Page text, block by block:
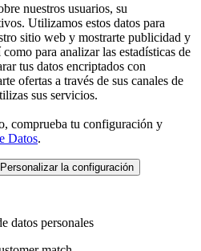
nuestros usuarios, su
Utilizamos estos datos para
sitio web y mostrarte publicidad y
para analizar las estadísticas de
tus datos encriptados con
ofertas a través de sus canales de
sus servicios.
comprueba tu configuración y
Datos.
Personalizar la configuración
datos personales